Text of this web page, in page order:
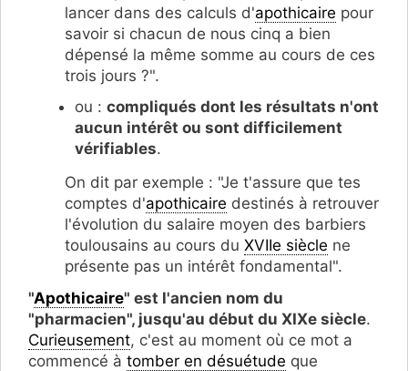
lancer dans des calculs d'apothicaire pour
savoir si chacun de nous cinq a bien
dépensé la même somme au cours de ces
trois jours ?".
ou : compliqués dont les résultats n'ont
aucun intérêt ou sont difficilement
vérifiables.
On dit par exemple : "Je t'assure que tes
comptes d'apothicaire destinés à retrouver
l'évolution du salaire moyen des barbiers
toulousains au cours du XVIIe siècle ne
présente pas un intérêt fondamental".
"Apothicaire" est l'ancien nom du
"pharmacien", jusqu'au début du XIXe siècle.
Curieusement, c'est au moment où ce mot a
commencé à tomber en désuétude que